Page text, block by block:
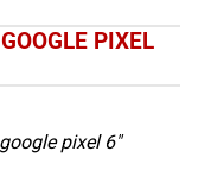
PIXEL
pixel 6"